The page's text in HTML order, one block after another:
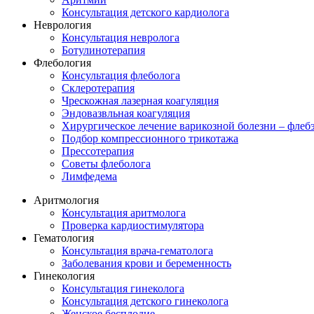
Консультация детского кардиолога
Неврология
Консультация невролога
Ботулинотерапия
Флебология
Консультация флеболога
Склеротерапия
Чрескожная лазерная коагуляция
Эндовазвльная коагуляция
Хирургическое лечение варикозной болезни –
Подбор компрессионного трикотажа
Прессотерапия
Советы флеболога
Лимфедема
Аритмология
Консультация аритмолога
Проверка кардиостимулятора
Гематология
Консультация врача-гематолога
Заболевания крови и беременность
Гинекология
Консультация гинеколога
Консультация детского гинеколога